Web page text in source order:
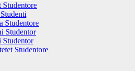
Studentore
Studentore
Studentor
Studentor
Studentore